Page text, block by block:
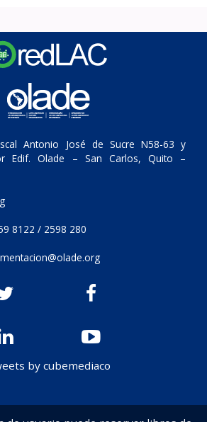
Antonio José de Sucre N58-63 y
Edif. Olade – San Carlos, Quito –
8122 / 2598 280
by cubemediaco